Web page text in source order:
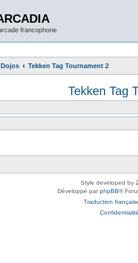
francophone
Tekken Tag Tournament 2
Tekken Tag
Style developed by
Développé parphpBB®
Traduction
Confidentialité